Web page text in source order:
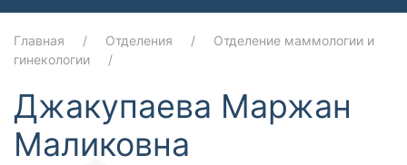
Главная Отделения
Отделение маммологии и
гинекологии
Джакупаева Маржан
Маликовна